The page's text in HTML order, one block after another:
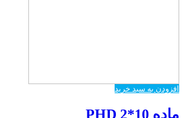
افزودن به سبد خرید
ماده PHD 2*10